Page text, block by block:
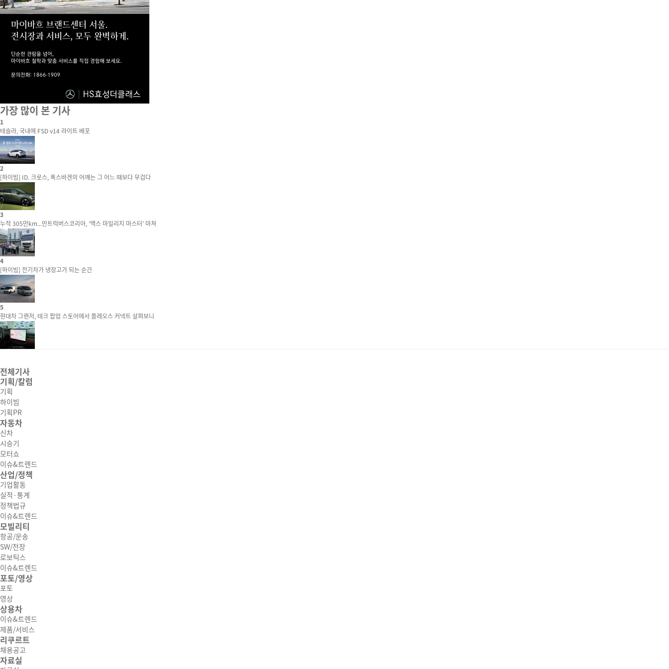
가장 많이 본 기사
1
테슬라, 국내에 FSD v14 라이트 배포
2
[하이빔] ID. 크로스, 폭스바겐의 어깨는 그 어느 때보다 무겁다
3
누적 305만km...만트럭버스코리아, ‘맥스 마일리지 마스터’ 마쳐
4
[하이빔] 전기차가 냉장고가 되는 순간
5
현대차 그랜저, 테크 팝업 스토어에서 플레오스 커넥트 살펴보니
전체기사
기획/칼럼
기획
하이빔
기획PR
자동차
신차
시승기
모터쇼
이슈&트렌드
산업/정책
기업활동
실적·통계
정책법규
이슈&트렌드
모빌리티
항공/운송
SW/전장
로보틱스
이슈&트렌드
포토/영상
포토
영상
상용차
이슈&트렌드
제품/서비스
리쿠르트
채용공고
자료실